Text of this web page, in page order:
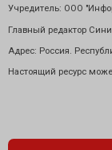
Учредитель: ООО
Главный редактор
Адрес: Россия.
Настоящий ресурс